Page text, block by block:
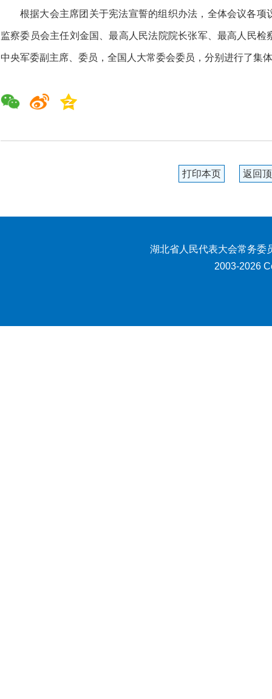
根据大会主席团关于宪法宣誓的组织办法，全体会议各
监察委员会主任刘金国、最高人民法院院长张军、最高人民
中央军委副主席、委员，全国人大常委会委员，分别进行了集
打印本页 返回
湖北省人民代表大会常务委
2003-2026